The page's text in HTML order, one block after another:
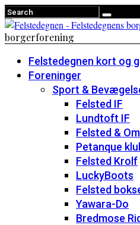
borgerforening
Felstedegnen kort og
Foreninger
Sport &
Felsted IF
Lundtoft IF
Felsted &
Petanque
Felsted Krolf
LuckyBoots
Felsted
Yawara-Do
Bredmose